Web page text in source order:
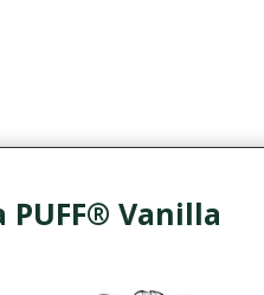
PUFF® Vanilla